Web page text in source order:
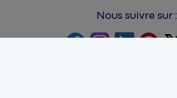
Nous suivre sur :